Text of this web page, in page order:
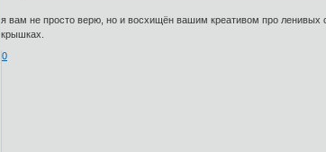
я вам не просто верю, но и восхищён вашим креативом про
крышках.
0